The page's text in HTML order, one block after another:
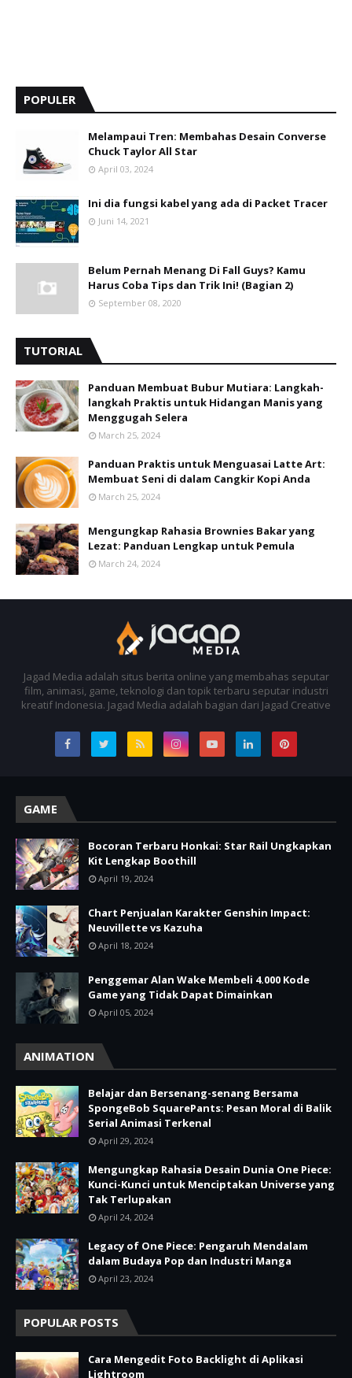
POPULER
Melampaui Tren: Membahas Desain Converse
Chuck Taylor All Star
April 03, 2024
Ini dia fungsi kabel yang ada di Packet Tracer
Juni 14, 2021
Belum Pernah Menang Di Fall Guys? Kamu
Harus Coba Tips dan Trik Ini! (Bagian 2)
September 08, 2020
TUTORIAL
Panduan Membuat Bubur Mutiara: Langkah-
langkah Praktis untuk Hidangan Manis yang
Menggugah Selera
March 25, 2024
Panduan Praktis untuk Menguasai Latte Art:
Membuat Seni di dalam Cangkir Kopi Anda
March 25, 2024
Mengungkap Rahasia Brownies Bakar yang
Lezat: Panduan Lengkap untuk Pemula
March 24, 2024
Jagad Media adalah situs berita online yang membahas seputar
film, animasi, game, teknologi dan topik terbaru seputar industri
kreatif Indonesia. Jagad Media adalah bagian dari Jagad Creative
GAME
Bocoran Terbaru Honkai: Star Rail Ungkapkan
Kit Lengkap Boothill
April 19, 2024
Chart Penjualan Karakter Genshin Impact:
Neuvillette vs Kazuha
April 18, 2024
Penggemar Alan Wake Membeli 4.000 Kode
Game yang Tidak Dapat Dimainkan
April 05, 2024
ANIMATION
Belajar dan Bersenang-senang Bersama
SpongeBob SquarePants: Pesan Moral di Balik
Serial Animasi Terkenal
April 29, 2024
Mengungkap Rahasia Desain Dunia One Piece:
Kunci-Kunci untuk Menciptakan Universe yang
Tak Terlupakan
April 24, 2024
Legacy of One Piece: Pengaruh Mendalam
dalam Budaya Pop dan Industri Manga
April 23, 2024
POPULAR POSTS
Cara Mengedit Foto Backlight di Aplikasi
Lightroom